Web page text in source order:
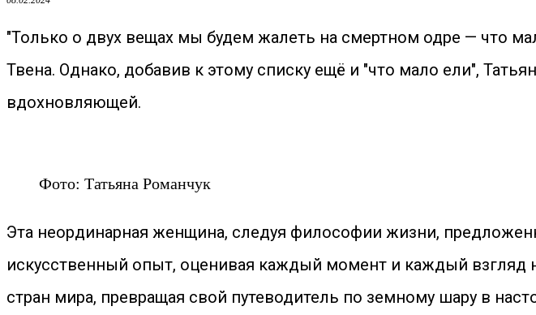
"Только о двух вещах мы будем жалеть на смертном одре — что
Твена. Однако, добавив к этому списку ещё и "что мало ели",
вдохновляющей.
Фото: Татьяна Романчук
Эта неординарная женщина, следуя философии жизни,
искусственный опыт, оценивая каждый момент и каждый взгляд
стран мира, превращая свой путеводитель по земному шару в